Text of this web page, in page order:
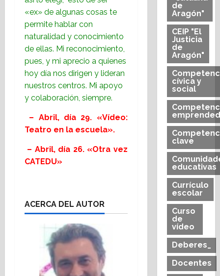
«ex» de algunas cosas te
permite hablar con
naturalidad y conocimiento
de ellas. Mi reconocimiento,
pues, y mi aprecio a quienes
hoy día nos dirigen y lideran
nuestros centros. Mi apoyo
y colaboración, siempre.
– Abril, día 29. «Vídeo:
Teatro en la escuela».
– Abril, día 26. «Otra vez
CATEDU»
ACERCA DEL AUTOR
de
Aragón"
CEIP "El
Justicia
de
Aragón"
cívica y
social
clave
educativas
Currículo
escolar
Curso
de
vídeo
Deberes_
Docentes